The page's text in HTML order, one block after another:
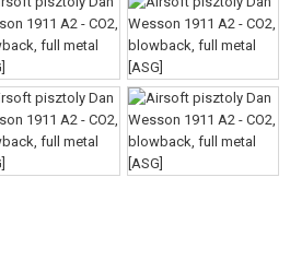
KÉPZÉS, KÉSEK